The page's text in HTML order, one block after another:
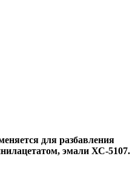
для разбавления
эмали ХС-5107.